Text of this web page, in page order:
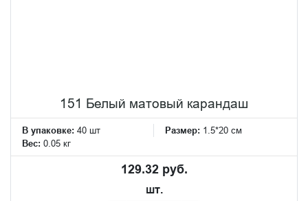
151 Белый матовый карандаш
В упаковке: 40 шт Размер: 1.5*20 см
Вес: 0.05 кг
129.32 руб.
шт.